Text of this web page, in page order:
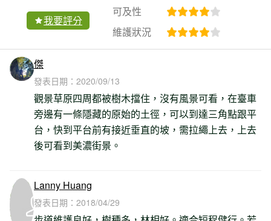
我要評分
可及性
維護狀況
傑
發表日期： 2020/09/13
觀景草原四周都被樹木擋住，沒有風景可看，在臺車
旁邊有一條隱藏的原始的土徑，可以到達三角點跟平
台，快到平台前有接近垂直的坡，需拉繩上去，上去
後可看到美濃街景。
Lanny Huang
發表日期： 2018/04/29